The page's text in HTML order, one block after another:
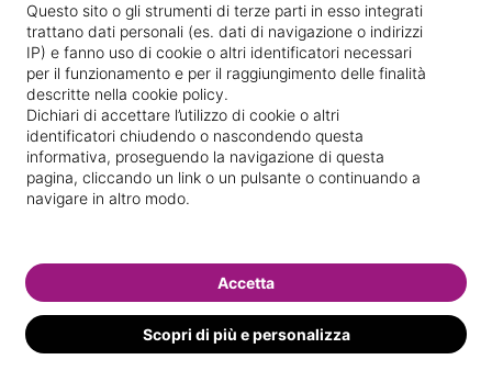
Titolare pressoGioel centro estetico
Specializzata inEpilazione con
laser/luce pulsata
Vedi le informazioni di Isabella
Following
Questo sito o gli strumenti di terze parti in esso integrati
trattano dati personali (es. dati di navigazione o indirizzi
IP) e fanno uso di cookie o altri identificatori necessari
per il funzionamento e per il raggiungimento delle finalità
descritte nella cookie policy.
Dichiari di accettare l’utilizzo di cookie o altri
identificatori chiudendo o nascondendo questa
informativa, proseguendo la navigazione di questa
pagina, cliccando un link o un pulsante o continuando a
navigare in altro modo.
Scopri di più e personalizza
Accetta